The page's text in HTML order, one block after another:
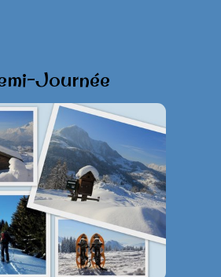
Journée